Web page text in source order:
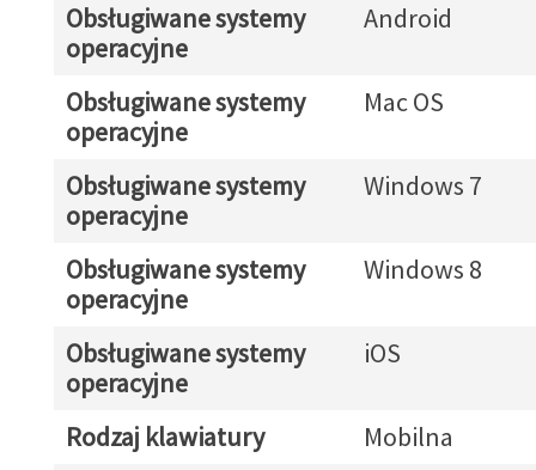
Obsługiwane systemy
operacyjne
Android
Obsługiwane systemy
operacyjne
Mac OS
Obsługiwane systemy
operacyjne
Windows 7
Obsługiwane systemy
operacyjne
Windows 8
Obsługiwane systemy
operacyjne
iOS
Rodzaj klawiatury Mobilna